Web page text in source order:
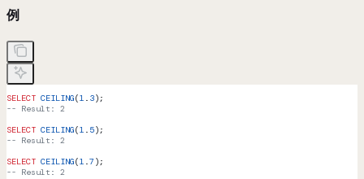
例
SELECT CEILING(1 . 3);
-- Result: 2
SELECT CEILING(1 . 5);
-- Result: 2
SELECT CEILING(1 .7 );
-- Result: 2